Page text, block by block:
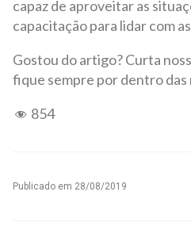
capaz de aproveitar as
capacitação para lidar com
Gostou do artigo? Curta
fique sempre por dentro das
854
Publicado em 28/08/2019